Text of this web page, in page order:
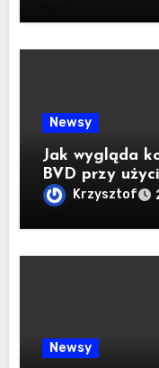
Newsy
Jak wygląda
BVD przy
Krzysztof
Newsy